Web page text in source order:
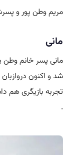
مریم وطن پور و
مانی
مانی پسر خانم وطن
شد و اکنون
تجربه بازیگری هم
.